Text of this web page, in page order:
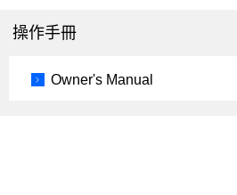
操作手冊
Owner's Manual